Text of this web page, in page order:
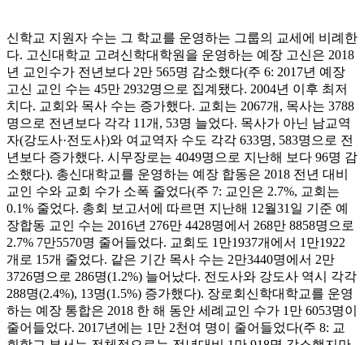
신학교 지원자 수는 그 학교를 운영하는 그룹의 교세에 비례한
다. 고신대학교 고려신학대학원을 운영하는 예장 고신은 2018
년 교인수가 전년보다 2만 565명 감소했다(주 6: 2017년 예장
고신 교인 수는 45만 2932명으로 집계됐다. 2004년 이후 최저
치다. 교회와 목사 수는 증가했다. 교회는 2067개 , 목사는 3788
명으로 전년보다 각각 11개 , 53명 늘었다. 목사가 아닌 남교역
자(강도사·전도사)와 여교역자 수도 각각 633명, 583명으로 전
년보다 증가했다. 시무장로는 4049명으로 지난해 보다 96명 감
소했다). 총신대학교를 운영하는 예장 합동은 2018 전년 대비
교인 수와 교회 수가 소폭 줄었다(주 7: 교인은 2.7%, 교회는
0.1% 줄었다. 총회 보고서에 따르면 지난해 12월31일 기준 예
장합동 교인 수는 2016년 276만 4428명에서 268만 8858명으로
2.7% 7만5570명 줄어들었다. 교회도 1만1937개에서 1만1922
개로 15개 줄었다. 같은 기간 목사 수는 2만3440명에서 2만
3726명으로 286명(1.2%) 늘어났다. 전도사와 강도사 역시 각각
288명(2.4%), 13명(1.5%) 증가했다). 장로회신학대학교를 운영
하는 예장 통합은 2018 한 해 동안 세례교인 수가 1만 6053명이
줄어들었다. 2017년에는 1만 2천여 명이 줄어들었다(주 8: 교